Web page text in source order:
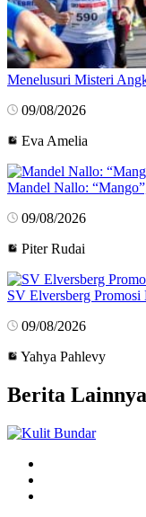
Menelusuri Misteri
09/08/2026
Eva Amelia
Mandel Nallo:
09/08/2026
Piter Rudai
SV Elversberg Promosi
09/08/2026
Yahya Pahlevy
Berita Lainnya